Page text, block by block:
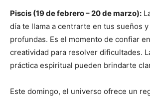
Piscis (19 de febrero – 20 de marzo):
día te llama a centrarte en tus sueños
profundas. Es el momento de confiar
creatividad para resolver dificultades.
práctica espiritual pueden brindarte
Este domingo, el universo ofrece un